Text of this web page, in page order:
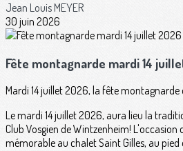
Jean Louis MEYER
30 juin 2026
Fête montagnarde mardi 14
Mardi 14 juillet 2026, la fête montagnarde
Le mardi 14 juillet 2026, aura lieu la
Club Vosgien de Wintzenheim! L'occasion
mémorable au chalet Saint Gilles, au